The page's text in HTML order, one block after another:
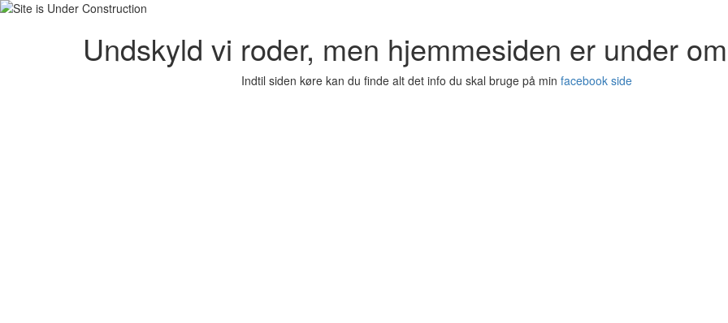
Undskyld vi roder, men hjemmesiden er under
Indtil siden køre kan du finde alt det info du skal bruge på min facebook side